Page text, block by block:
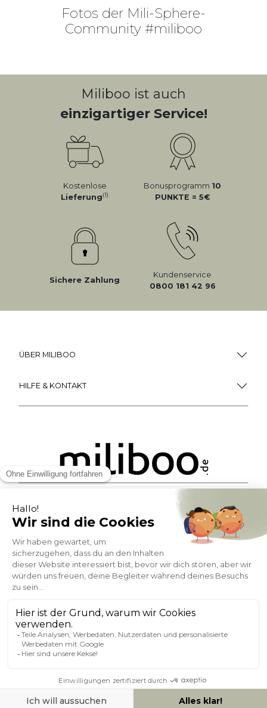
Fotos der Mili-Sphere-
Community #miliboo
Miliboo ist auch
einzigartiger Service!
Kostenlose
Lieferung(1)
Bonusprogramm 10
PUNKTE = 5
Sichere Zahlung
Kundenservice
0800 181 42 96
ÜBER MILIBOO
HILFE & KONTAKT
ZAHLUNGSMÖGLICHKEITEN
© 2007-2026 Miliboo
Alle Rechte vorbehalten